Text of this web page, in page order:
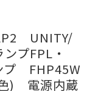
UNITY/
プFPL・
プ FHP45W
) 電源内蔵